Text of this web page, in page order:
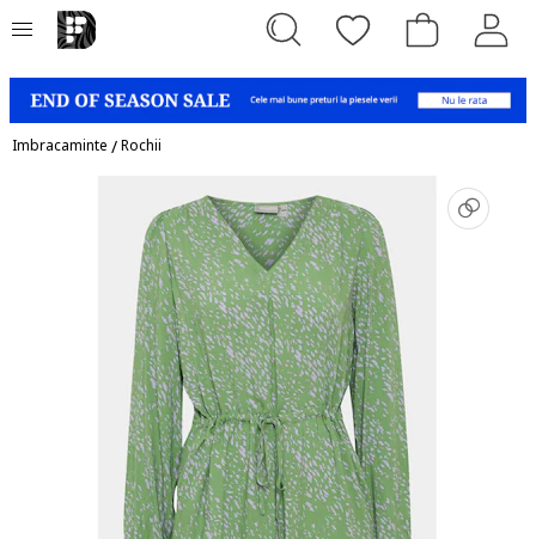
Imbracaminte /Rochii